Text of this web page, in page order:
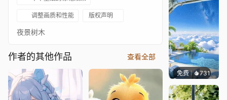
调整画质和性能 版权声明
夜景树木
作者的其他作品 查看全部
免费 731豆子